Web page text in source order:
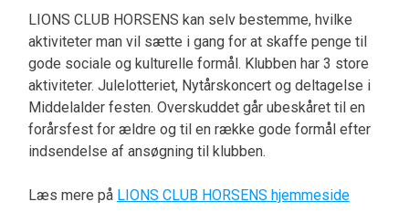
LIONS CLUB HORSENS kan selv bestemme, hvilke
aktiviteter man vil sætte i gang for at skaffe penge til
gode sociale og kulturelle formål. Klubben har 3 store
aktiviteter. Julelotteriet, Nytårskoncert og deltagelse i
Middelalder festen. Overskuddet går ubeskåret til en
forårsfest for ældre og til en række gode formål efter
indsendelse af ansøgning til klubben.
Læs mere på LIONS CLUB HORSENS hjemmeside